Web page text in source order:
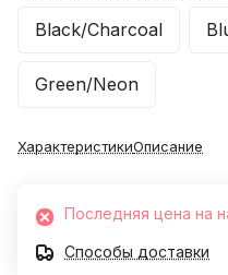
Black/Charcoal
Green/Neon
ХарактеристикиОписание
Последняя цена на
Способы доставки